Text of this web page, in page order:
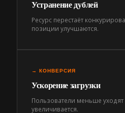
Устранение дублей
Ресурс перестаёт
позиции улучшаются.
→ КОНВЕРСИЯ
Ускорение загрузки
Пользователи меньше
увеличивается.